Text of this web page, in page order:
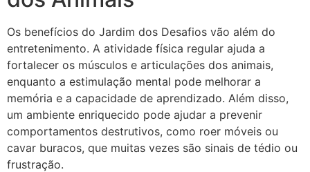
Os benefícios do Jardim dos Desafios vão além do
entretenimento. A atividade física regular ajuda a
fortalecer os músculos e articulações dos animais,
enquanto a estimulação mental pode melhorar a
memória e a capacidade de aprendizado. Além disso,
um ambiente enriquecido pode ajudar a prevenir
comportamentos destrutivos, como roer móveis ou
cavar buracos, que muitas vezes são sinais de tédio ou
frustração.